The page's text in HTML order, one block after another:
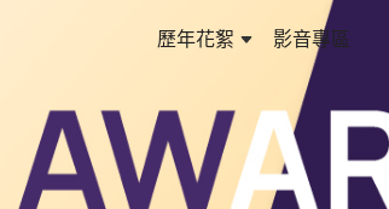
歷年花絮 影音專區